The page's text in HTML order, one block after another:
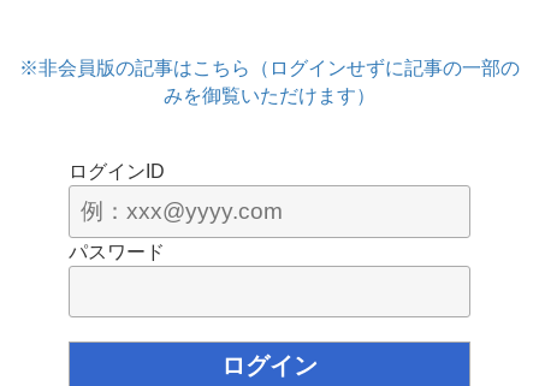
※非会員版の記事はこちら（ログインせずに記事の一部の
みを御覧いただけます）
ログインID
パスワード